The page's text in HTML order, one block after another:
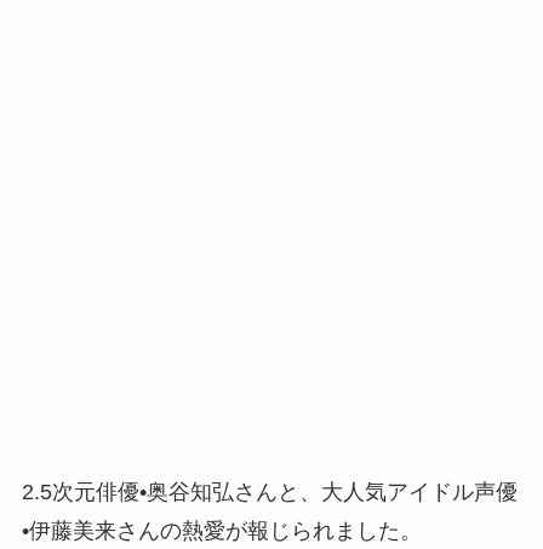
2.5次元俳優•奥谷知弘さんと、大人気アイドル声優
•伊藤美来さんの熱愛が報じられました。